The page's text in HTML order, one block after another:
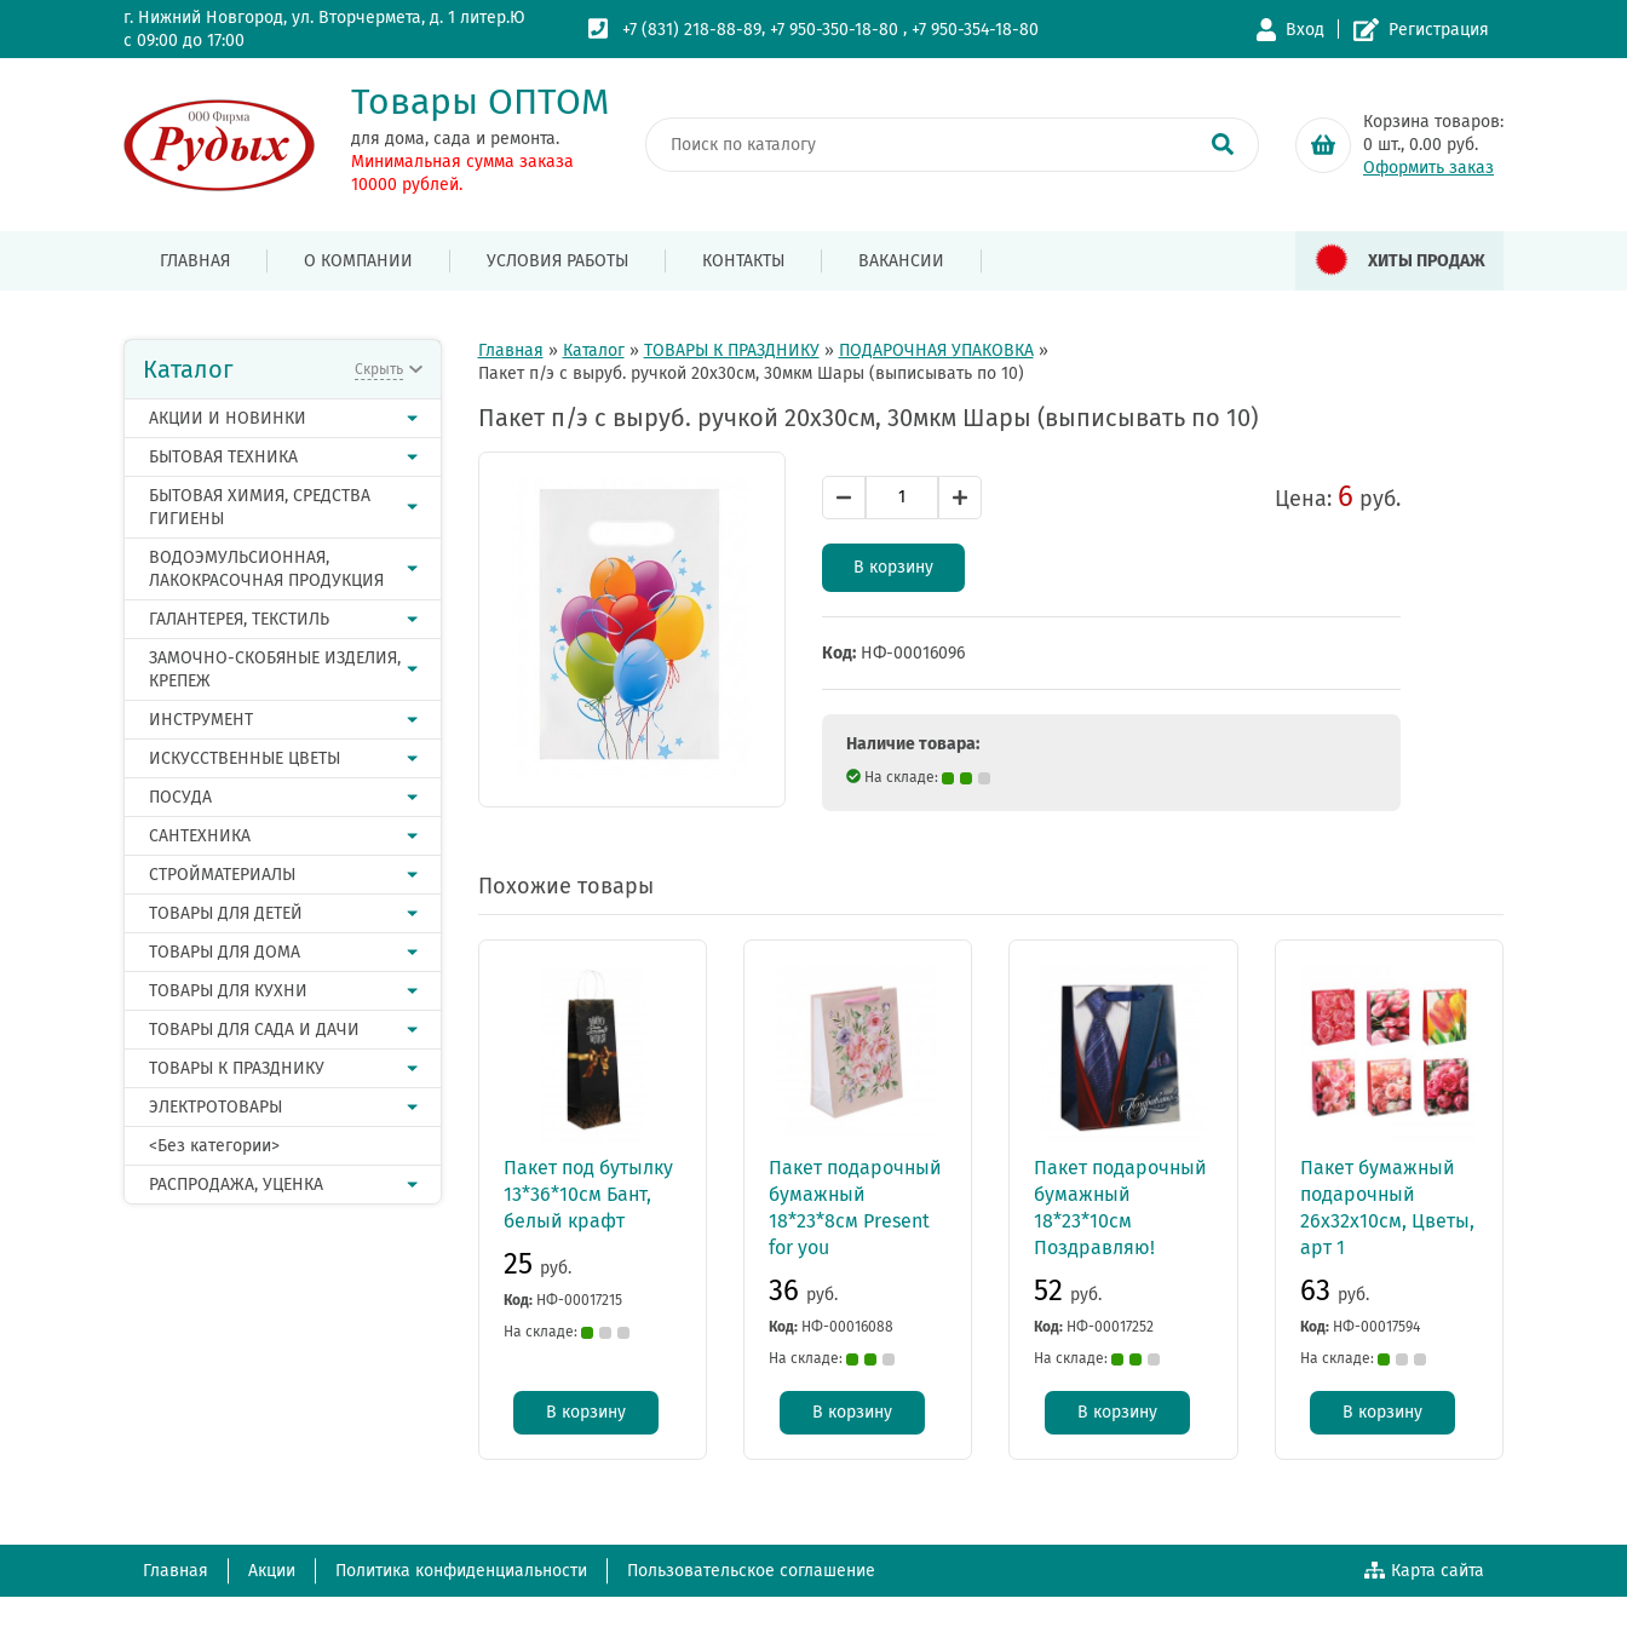
г. Нижний Новгород, ул. Вторчермета, д. 1 литер.Ю
с 09:00 до 17:00
+7 (831) 218-88-89,+7 950-350-18-80 ,+7 950-354-18-80 Вход Регистрация
Товары ОПТОМ
для дома, сада и ремонта.
Минимальная сумма заказа
10000 рублей.
Корзина товаров:
0 шт., 0.00 руб.
Оформить заказ
ГЛАВНАЯ О КОМПАНИИ УСЛОВИЯ РАБОТЫ КОНТАКТЫ ВАКАНСИИ ХИТЫ ПРОДАЖ
Каталог Скрыть
АКЦИИ И НОВИНКИ
БЫТОВАЯ ТЕХНИКА
БЫТОВАЯ ХИМИЯ, СРЕДСТВА
ГИГИЕНЫ
ВОДОЭМУЛЬСИОННАЯ,
ЛАКОКРАСОЧНАЯ ПРОДУКЦИЯ
ГАЛАНТЕРЕЯ, ТЕКСТИЛЬ
ЗАМОЧНО-СКОБЯНЫЕ ИЗДЕЛИЯ,
КРЕПЕЖ
ИНСТРУМЕНТ
ИСКУССТВЕННЫЕ ЦВЕТЫ
ПОСУДА
САНТЕХНИКА
СТРОЙМАТЕРИАЛЫ
ТОВАРЫ ДЛЯ ДЕТЕЙ
ТОВАРЫ ДЛЯ ДОМА
ТОВАРЫ ДЛЯ КУХНИ
ТОВАРЫ ДЛЯ САДА И ДАЧИ
ТОВАРЫ К ПРАЗДНИКУ
ЭЛЕКТРОТОВАРЫ
<Без категории>
РАСПРОДАЖА, УЦЕНКА
Главная » Каталог» ТОВАРЫ К ПРАЗДНИКУ» ПОДАРОЧНАЯ УПАКОВКА»
Пакет п/э с выруб. ручкой 20х30см, 30мкм Шары (выписывать по 10)
Пакет п/э с выруб. ручкой 20х30см, 30мкм Шары (выписывать по 10)
Цена: 6 руб.
В корзину
Код:НФ-00016096
Наличие товара:
На складе:
Похожие товары
Пакет под бутылку
13*36*10см Бант,
белый крафт
25 руб.
Код: НФ-00017215
На складе:
В корзину
Пакет подарочный
бумажный
18*23*8см Present
for you
36 руб.
Код: НФ-00016088
На складе:
В корзину
Пакет подарочный
бумажный
18*23*10см
Поздравляю!
52 руб.
Код: НФ-00017252
На складе:
В корзину
Пакет бумажный
подарочный
26x32x10см, Цветы,
арт 1
63 руб.
Код: НФ-00017594
На складе:
В корзину
Главная Акции Политика конфиденциальности Пользовательское соглашение Карта сайта